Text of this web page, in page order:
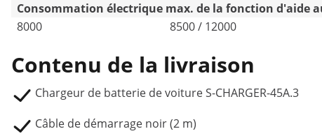
Consommation électrique max. de la fonction d'aide
8000
8500 / 12000
Contenu de la livraison
Chargeur de batterie de voiture S-CHARGER-45A.3
Câble de démarrage noir (2 m)